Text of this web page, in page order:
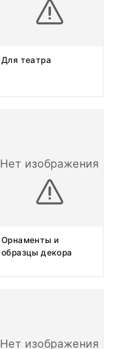
Для театра
Нет изображения
Орнаменты и
образцы декора
Нет изображения